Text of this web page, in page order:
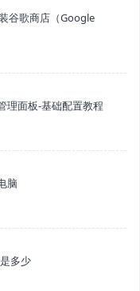
谷歌商店（Google
理面板-基础配置教程
脑
多少